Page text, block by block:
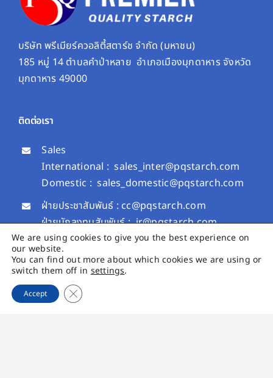
บริษัท พรีเมียร์ควอลิตี้สตาร์ช จํากัด (มหาชน)
185 หมู่ 14 ตำบลคำป่าหลาย อำเภอเมืองมุกดาหาร จังหวัด
มุกดาหาร 49000
ติดต่อเรา
Sales
International :sales_inter@pqstarch.com
Domestic :sales_domestic@pqstarch.com
ฝ่ายประชาสัมพันธ์ : cc@pqstarch.com
ฝ่ายนักลงทุนสัมพันธ์ :ir@pqstarch.com
+66 (0) 4264 3818
+66 (0) 4264 3819
PQS Growth
We are using cookies to give you the best experience on
our website.
You can find out more about which cookies we are using or
switch them off in settings.
Accept Close GDPR Cookie Banner